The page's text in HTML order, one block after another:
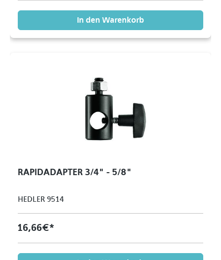
In den Warenkorb
RAPIDADAPTER 3/4" - 5/8"
HEDLER 9514
16,66 €*